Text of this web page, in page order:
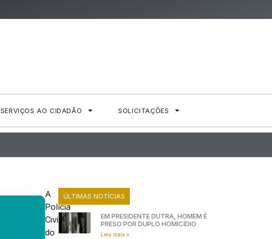
SERVIÇOS AO CIDADÃO SOLICITAÇÕES
A
Polícia
Civil
do
ÚLTIMAS NOTÍCIAS
EM PRESIDENTE DUTRA, HOMEM É
PRESO POR DUPLO HOMICÍDIO
Leia mais »